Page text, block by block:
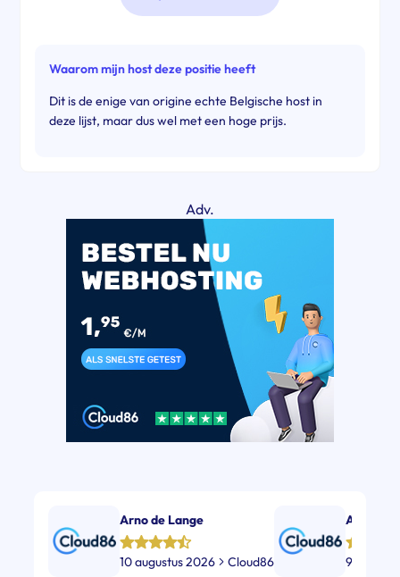
Waarom mijn host deze positie heeft
Dit is de enige van origine echte Belgische host in
deze lijst, maar dus wel met een hoge prijs.
Adv.
Arno de Lange
10 augustus 2026 Cloud86
Alex
9